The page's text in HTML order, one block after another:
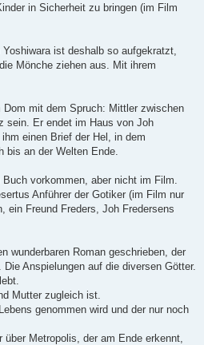
in Sicherheit zu bringen (im Film
ist deshalb so aufgekratzt,
Mönche ziehen aus. Mit ihrem
Dom mit dem Spruch: Mittler zwischen
sein. Er endet im Haus von Joh
einen Brief der Hel, in dem
bis an der Welten Ende.
vorkommen, aber nicht im Film.
Anführer der Gotiker (im Film nur
ein Freund Freders, Joh Fredersens
wunderbaren Roman geschrieben, der
Anspielungen auf die diversen Götter.
Mutter zugleich ist.
genommen wird und der nur noch
Metropolis, der am Ende erkennt,